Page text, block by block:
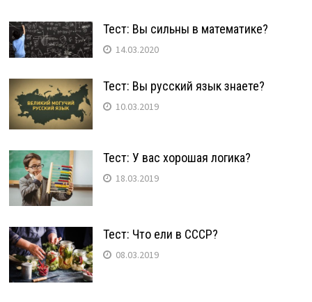
Тест: Вы сильны в математике?
14.03.2020
Тест: Вы русский язык знаете?
10.03.2019
Тест: У вас хорошая логика?
18.03.2019
Тест: Что ели в СССР?
08.03.2019